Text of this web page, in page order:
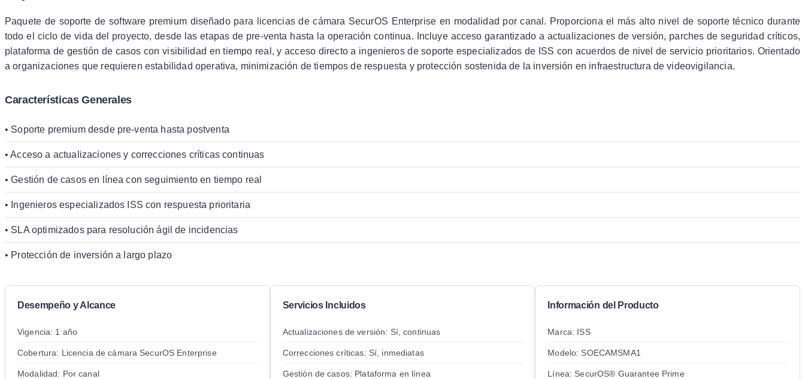
Paquete de soporte de software premium diseñado para licencias de cámara SecurOS Enterprise en modalidad por canal. Proporciona el más alto nivel de soporte técnico durante
todo el ciclo de vida del proyecto, desde las etapas de pre-venta hasta la operación continua. Incluye acceso garantizado a actualizaciones de versión, parches de seguridad críticos,
plataforma de gestión de casos con visibilidad en tiempo real, y acceso directo a ingenieros de soporte especializados de ISS con acuerdos de nivel de servicio prioritarios. Orientado
a organizaciones que requieren estabilidad operativa, minimización de tiempos de respuesta y protección sostenida de la inversión en infraestructura de videovigilancia.
Características Generales
• Soporte premium desde pre-venta hasta postventa
• Acceso a actualizaciones y correcciones críticas continuas
• Gestión de casos en línea con seguimiento en tiempo real
• Ingenieros especializados ISS con respuesta prioritaria
• SLA optimizados para resolución ágil de incidencias
• Protección de inversión a largo plazo
Desempeño y Alcance
Vigencia: 1 año
Cobertura: Licencia de cámara SecurOS Enterprise
Modalidad: Por canal
Servicios Incluidos
Actualizaciones de versión: Sí, continuas
Correcciones críticas: Sí, inmediatas
Gestión de casos: Plataforma en línea
Información del Producto
Marca: ISS
Modelo: SOECAMSMA1
Línea: SecurOS® Guarantee Prime